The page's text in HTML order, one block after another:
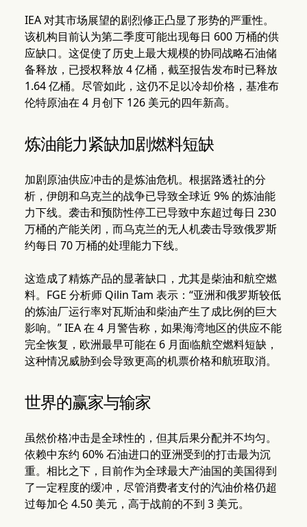
IEA 对其市场展望的剧烈修正凸显了形势的严重性。
该机构目前认为第二季度可能出现每日 600 万桶的供
应缺口。这促使了历史上最大规模的协同战略石油储
备释放，已授权释放 4 亿桶，截至报告发布时已释放
1.64 亿桶。尽管如此，这仍不足以冷却价格，基准布
伦特原油在 4 月创下 126 美元的四年新高。
炼油能力紧缺加剧燃料短缺
加剧原油供应冲击的是炼油危机。根据路透社的分
析，伊朗和乌克兰的战争已导致全球近 9% 的炼油能
力下线。袭击和预防性停工已导致中东超过每日 230
万桶的产能关闭，而乌克兰的无人机袭击导致俄罗斯
约每日 70 万桶的处理能力下线。
这造成了精炼产品的显著缺口，尤其是柴油和航空燃
料。FGE 分析师 Qilin Tam 表示：“亚洲和俄罗斯较低
的炼油厂运行率对瓦斯油和柴油产生了成比例的巨大
影响。” IEA 在 4 月警告称，如果海湾地区的供应不能
完全恢复，欧洲最早可能在 6 月面临航空燃料短缺，
这种情况威胁到会导致更高的机票价格和航班取消。
世界的赢家与输家
虽然价格冲击是全球性的，但其后果分配并不均匀。
依赖中东约 60% 石油进口的亚洲受到的打击最为沉
重。相比之下，目前作为全球最大产油国的美国得到
了一定程度的缓冲，尽管消费者支付的汽油价格仍超
过每加仑 4.50 美元，高于战前的不到 3 美元。